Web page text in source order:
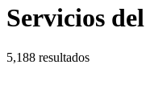
Servicios
5,188 resultados